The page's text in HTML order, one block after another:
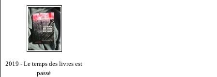
2019 - Le temps des livres est
passé